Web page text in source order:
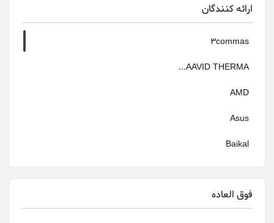
ارائه کنندگان
3commas
AAVID THERMA...
AMD
Asus
Baikal
Bitmain
فوق العاده